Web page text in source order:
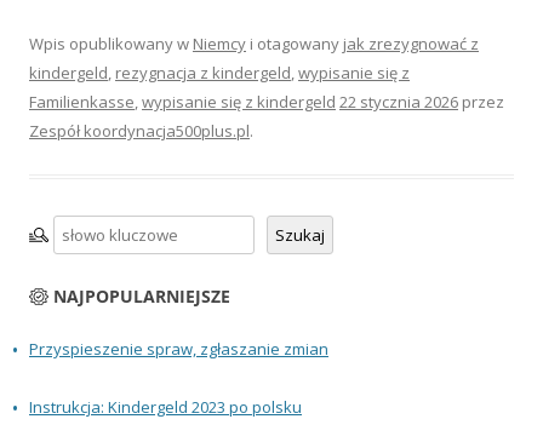
Wpis opublikowany w Niemcy i otagowany jak zrezygnować z
kindergeld, rezygnacja z kindergeld,wypisanie się z
Familienkasse,wypisanie się z kindergeld 22 stycznia 2026 przez
Zespół koordynacja500plus.pl.
Szukaj Szukaj
NAJPOPULARNIEJSZE
Przyspieszenie spraw, zgłaszanie zmian
Instrukcja: Kindergeld 2023 po polsku